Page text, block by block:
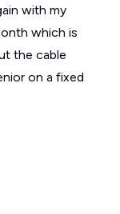
with my
which is
the cable
on a fixed